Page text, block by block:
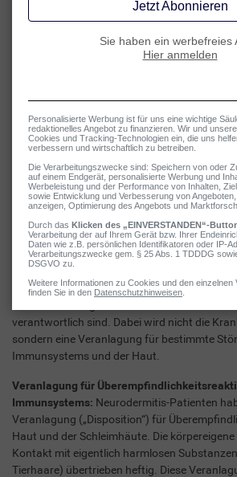
Juckreiz, oft stark ausgeprägt
Veranlagung zu Allergien
Gestörte Hautflora (Mikrobiom)
Neurodermitis: Die Rolle
Krankheitsentstehung. Man geht davon aus,
verantwortlich sind. Dabei wird nicht die
sondern eine Veranlagung für bestimmte
Immunsystems und der Haut.
Veranlagung für
Immunsystems: Neurodermitis-Patienten
Veranlagung („Disposition“) für
Haut und der Schleimhäute. Die
Kontakt mit eigentlich harmlosen
Tierhaare) übertrieben heftig. Diese